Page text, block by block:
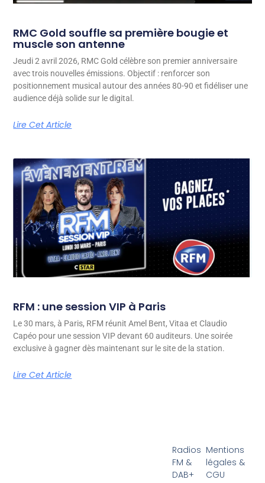
RMC Gold souffle sa première bougie et
muscle son antenne
Jeudi 2 avril 2026, RMC Gold célèbre son premier anniversaire
avec trois nouvelles émissions. Objectif : renforcer son
positionnement musical autour des années 80-90 et fidéliser une
audience déjà solide sur le digital.
Lire Cet Article
RFM : une session VIP à Paris
Le 30 mars, à Paris, RFM réunit Amel Bent, Vitaa et Claudio
Capéo pour une session VIP devant 60 auditeurs. Une soirée
exclusive à gagner dès maintenant sur le site de la station.
Lire Cet Article
Radios
FM &
DAB+
Mentions
légales &
CGU